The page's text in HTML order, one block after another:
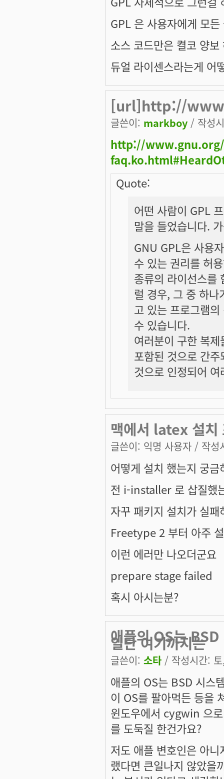
GPL 은 사용자에게 모
소스 코드만은 켤코 양
듀얼 라이센스라는게 어
[url]http://
글쓴이: markboy / 작성
http://
Quote:
어떤 사람이 GPL
말을 들었습니다.
GNU GPL은 사용
수 있는 권리를 허
종류의 라이선스를
럴 경우, 그 중 하
고 있는 프로그램
수 있습니다.
여러분이 구한 복
포함된 것으로 간
것으로 인정되어
맥에서 latex 설치
글쓴이: 익명 사용자 / 작성
어떻게 설치 했는지 궁금
전 i-installer 로 삽질했
자꾸 패키지 설치가 실패
Freetype 2 부터 아주
이런 에러만 나오더군요
prepare stage failed
혹시 아시는분?
애플의 OS는
일단 여기까지는
글쓴이: 소타 / 작성시간:
애플의 OS는 BSD 시스
이 OS를 팔아먹든 등을
윈도우에서 cygwin 으
를 도둑질 한건가요?
저도 애플 변호인은 아
랬다면 큰일나지 않았을